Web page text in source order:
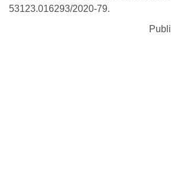
53123.016293/2020-79.